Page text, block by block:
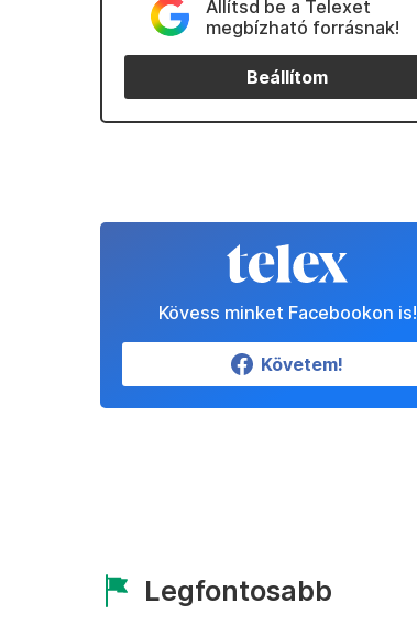
Állítsd be a Telexet
megbízható forrásnak!
Beállítom
Kövess minket Facebookon is!
Követem!
Legfontosabb